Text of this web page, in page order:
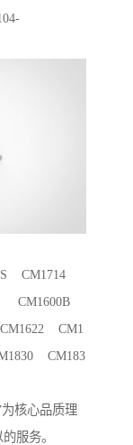
CM1714
CM1600B
CM1
CM183
核心品质理
服务。